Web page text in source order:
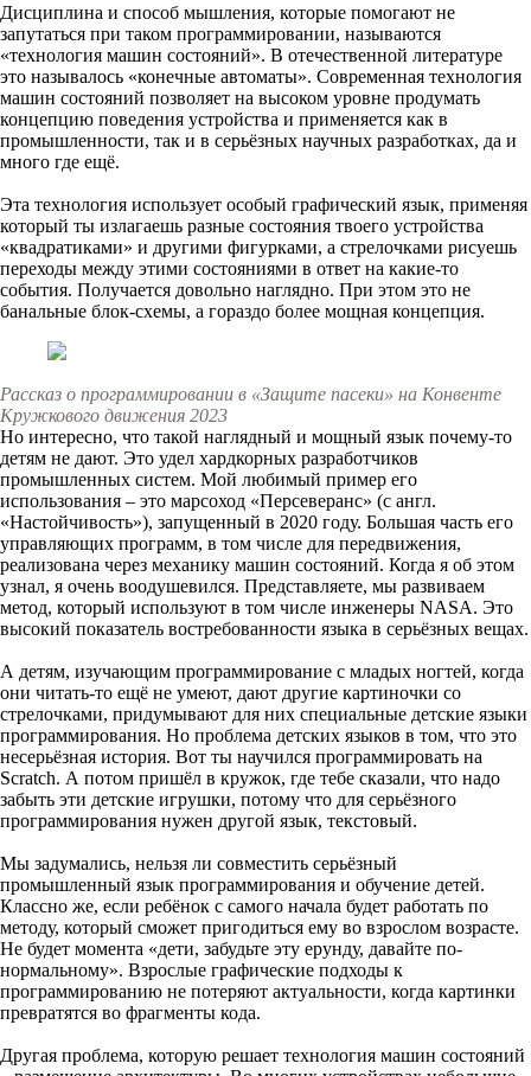
Дисциплина и способ мышления, которые помогают не
запутаться при таком программировании, называются
«технология машин состояний». В отечественной литературе
это называлось «конечные автоматы». Современная технология
машин состояний позволяет на высоком уровне продумать
концепцию поведения устройства и применяется как в
промышленности, так и в серьёзных научных разработках, да и
много где ещё.
Эта технология использует особый графический язык, применяя
который ты излагаешь разные состояния твоего устройства
«квадратиками» и другими фигурками, а стрелочками рисуешь
переходы между этими состояниями в ответ на какие-то
события. Получается довольно наглядно. При этом это не
банальные блок-схемы, а гораздо более мощная концепция.
Рассказ о программировании в «Защите пасеки» на Конвенте
Кружкового движения 2023
Но интересно, что такой наглядный и мощный язык почему-то
детям не дают. Это удел хардкорных разработчиков
промышленных систем. Мой любимый пример его
использования – это марсоход «Персеверанс» (с англ.
«Настойчивость»), запущенный в 2020 году. Большая часть его
управляющих программ, в том числе для передвижения,
реализована через механику машин состояний. Когда я об этом
узнал, я очень воодушевился. Представляете, мы развиваем
метод, который используют в том числе инженеры NASA. Это
высокий показатель востребованности языка в серьёзных вещах.
А детям, изучающим программирование с младых ногтей, когда
они читать-то ещё не умеют, дают другие картиночки со
стрелочками, придумывают для них специальные детские языки
программирования. Но проблема детских языков в том, что это
несерьёзная история. Вот ты научился программировать на
Scratch. А потом пришёл в кружок, где тебе сказали, что надо
забыть эти детские игрушки, потому что для серьёзного
программирования нужен другой язык, текстовый.
Мы задумались, нельзя ли совместить серьёзный
промышленный язык программирования и обучение детей.
Классно же, если ребёнок с самого начала будет работать по
методу, который сможет пригодиться ему во взрослом возрасте.
Не будет момента «дети, забудьте эту ерунду, давайте по-
нормальному». Взрослые графические подходы к
программированию не потеряют актуальности, когда картинки
превратятся во фрагменты кода.
Другая проблема, которую решает технология машин состояний